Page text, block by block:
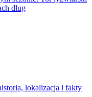
dług
lokalizacja i fakty